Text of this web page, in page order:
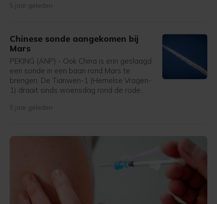
al eerder is gebruikt bij zo'n vlucht. De
verliep succesvol.
5 jaar geleden
Chinese sonde aangekomen bij
Mars
PEKING (ANP) - Ook China is erin geslaagd
een sonde in een baan rond Mars te
brengen. De Tianwen-1 (Hemelse Vragen-
1) draait sinds woensdag rond de rode
vaartuig heeft in ongeveer 200 dagen sinds
5 jaar geleden